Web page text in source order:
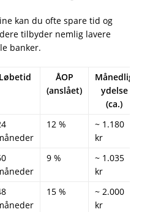
kan du ofte spare tid og
tilbyder nemlig lavere
banker.
Løbetid
ÅOP
(anslået)
Månedlig
ydelse
(ca.)
12 %
~ 1.180
kr
9 %
~ 1.035
kr
15 %
~ 2.000
kr